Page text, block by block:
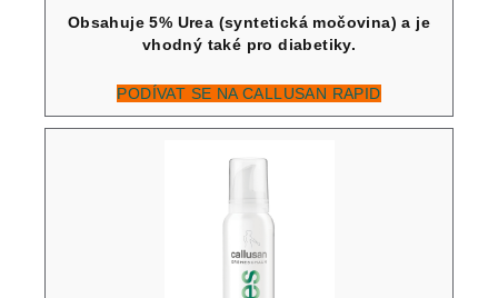
Obsahuje 5% Urea (syntetická močovina) a je
vhodný také pro diabetiky.
PODÍVAT SE NA CALLUSAN RAPID